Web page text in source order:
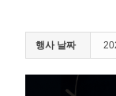
행사 날짜